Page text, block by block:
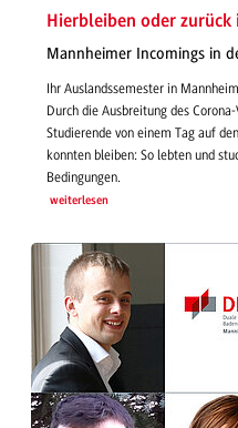
Hierbleiben oder zurück
Mannheimer Incomings in
Ihr Auslandssemester in
Durch die Ausbreitung des
Studierende von einem Tag auf
konnten bleiben: So lebten und
Bedingungen.
weiterlesen